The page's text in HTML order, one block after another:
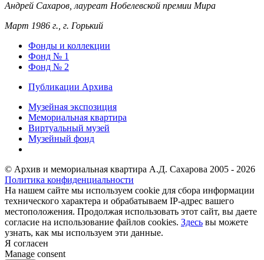
Андрей Сахаров, лауреат Нобелевской премии Мира
Март 1986 г., г. Горький
Фонды и коллекции
Фонд № 1
Фонд № 2
Публикации Архива
Музейная экспозиция
Мемориальная квартира
Виртуальный музей
Музейный фонд
© Архив и мемориальная квартира А.Д. Сахарова 2005 - 2026
Политика конфиденциальности
На нашем сайте мы используем cookie для сбора информации
технического характера и обрабатываем IP-адрес вашего
местоположения. Продолжая использовать этот сайт, вы даете
согласие на использование файлов cookies. Здесь вы можете
узнать, как мы используем эти данные.
Я согласен
Manage consent